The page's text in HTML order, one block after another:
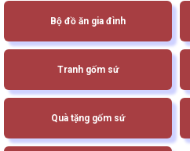
Bộ đồ ăn gia đình
Tranh gốm sứ
Quà tặng gốm sứ